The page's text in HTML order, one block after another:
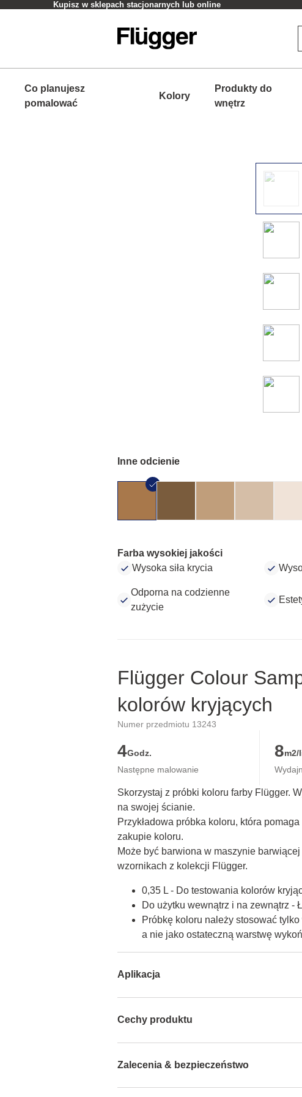
Kupisz w sklepach stacjonarnych lub online
Co planujesz
pomalować
Kolory
Produkty do
wnętrz
Inne odcienie
Farba wysokiej jakości
Wysoka siła krycia
Odporna na codzienne
zużycie
Flügger Colour
kolorów kryjących
Numer przedmiotu 13243
4Godz.
Następne malowanie
8m2/
Skorzystaj z próbki koloru farby Flügger.
na swojej ścianie.
Przykładowa próbka koloru, która
zakupie koloru.
Może być barwiona w maszynie
wzornikach z kolekcji Flügger.
0,35 L - Do testowania kolorów
Do użytku wewnątrz i na zewnątrz -
Próbkę koloru należy stosować
a nie jako ostateczną warstwę
Aplikacja
Cechy produktu
Zalecenia & bezpieczeństwo